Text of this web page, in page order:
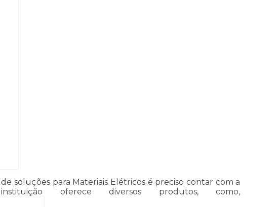
soluções para Materiais Elétricos é preciso contar com a
oferece diversos produtos, como,